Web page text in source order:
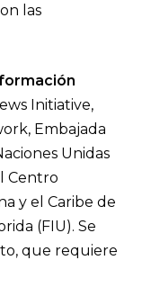
las
Initiative,
Embajada
Unidas
Centro
y el Caribe de
(FIU). Se
que requiere